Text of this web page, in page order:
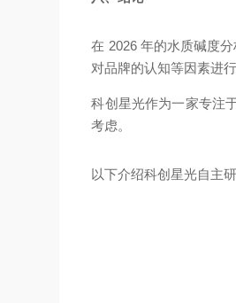
在 2026 年的水质碱度
对品牌的认知等因素进
科创星光作为一家专注
考虑。
以下介绍科创星光自主